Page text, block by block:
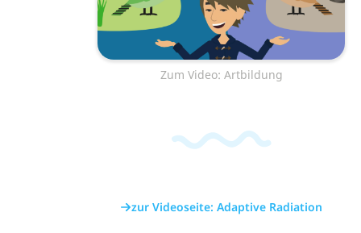
Zum Video: Artbildung
zur Videoseite: Adaptive Radiation